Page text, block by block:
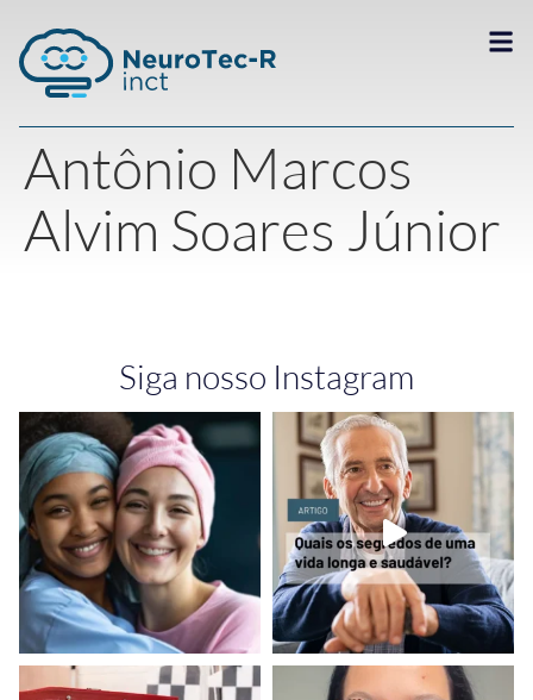
Antônio Marcos
Alvim Soares Júnior
Siga nosso Instagram